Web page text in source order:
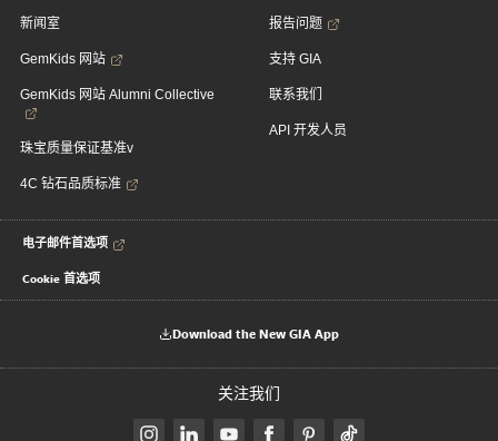
新闻室
GemKids 网站
GemKids 网站 Alumni Collective
珠宝质量保证基准v
4C 钻石品质标准
报告问题
支持 GIA
联系我们
API 开发人员
电子邮件首选项
Cookie 首选项
Download the New GIA App
关注我们